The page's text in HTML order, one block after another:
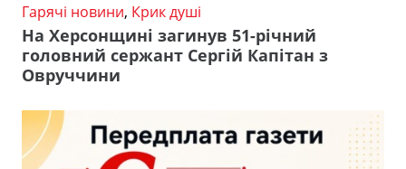
Гарячі новини, Крик душі
На Херсонщині загинув 51-річний
головний сержант Сергій Капітан з
Овруччини